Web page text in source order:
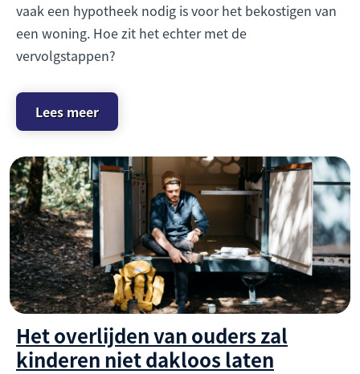
vaak een hypotheek nodig is voor het bekostigen van
een woning. Hoe zit het echter met de
vervolgstappen?
Lees meer
Het overlijden van ouders zal
kinderen niet dakloos laten